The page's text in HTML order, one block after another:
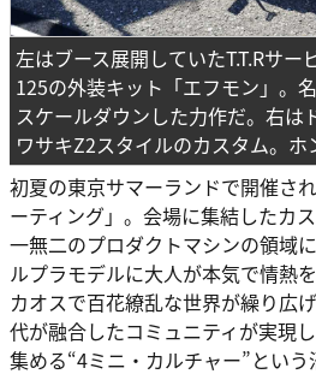
左はブース展開していたT.T.Rサ
125の外装キット「エフモン」。
スケールダウンした力作だ。右は
ワサキZ2スタイルのカスタム。ホ
初夏の東京サマーランドで開催さ
ーティング」。会場に集結したカ
一無二のプロダクトマシンの領域
ルプラモデルに大人が本気で情熱
カオスで百花繚乱な世界が繰り広
代が融合したコミュニティが実現
集める“4ミニ・カルチャー”とい